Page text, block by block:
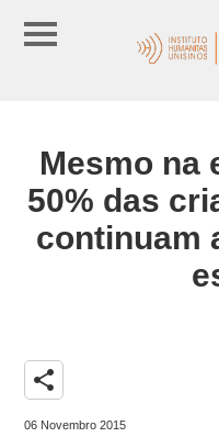
Mesmo na
50% das
continuam
share
06 Novembro 2015